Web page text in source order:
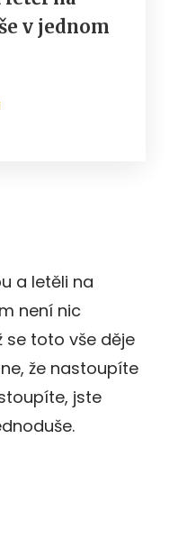
v jednom
a letěli na
není nic
se toto vše děje
že nastoupíte
jste